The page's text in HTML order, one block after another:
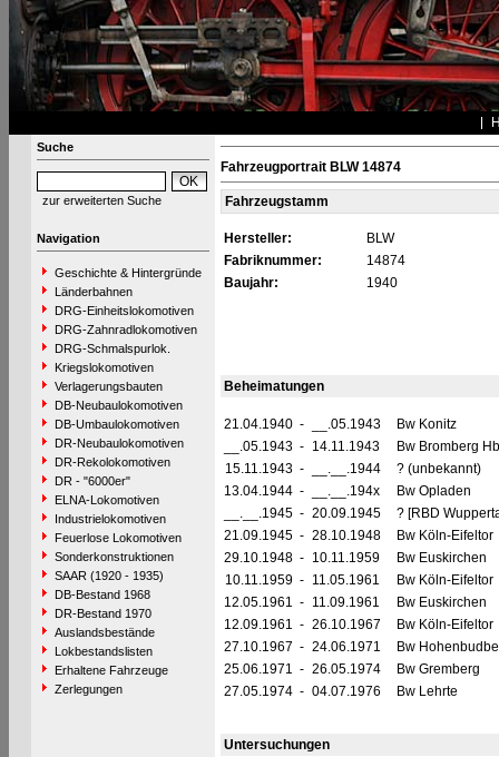
Suche
zur erweiterten Suche
Navigation
Geschichte & Hintergründe
Länderbahnen
DRG-Einheitslokomotiven
DRG-Zahnradlokomotiven
DRG-Schmalspurlok.
Kriegslokomotiven
Verlagerungsbauten
DB-Neubaulokomotiven
DB-Umbaulokomotiven
DR-Neubaulokomotiven
DR-Rekolokomotiven
DR - "6000er"
ELNA-Lokomotiven
Industrielokomotiven
Feuerlose Lokomotiven
Sonderkonstruktionen
SAAR (1920 - 1935)
DB-Bestand 1968
DR-Bestand 1970
Auslandsbestände
Lokbestandslisten
Erhaltene Fahrzeuge
Zerlegungen
Fahrzeugportrait BLW 14874
Fahrzeugstamm
Hersteller:
BLW
Fabriknummer:
14874
Baujahr:
1940
Beheimatungen
21.04.1940 - __.05.1943
Bw Konitz
__.05.1943 - 14.11.1943
Bw Bromberg
15.11.1943 - __.__.1944
? (unbekannt)
13.04.1944 - __.__.194x
Bw Opladen
__.__.1945 - 20.09.1945
? [RBD
21.09.1945 - 28.10.1948
Bw Köln-Eifeltor
29.10.1948 - 10.11.1959
Bw Euskirchen
10.11.1959 - 11.05.1961
Bw Köln-Eifeltor
12.05.1961 - 11.09.1961
Bw Euskirchen
12.09.1961 - 26.10.1967
Bw Köln-Eifeltor
27.10.1967 - 24.06.1971
Bw
25.06.1971 - 26.05.1974
Bw Gremberg
27.05.1974 - 04.07.1976 Bw Lehrte
Untersuchungen